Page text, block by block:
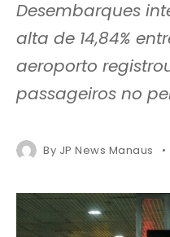
Desembarques
alta de 14,84%
aeroporto
passageiros no
By JP News Manaus